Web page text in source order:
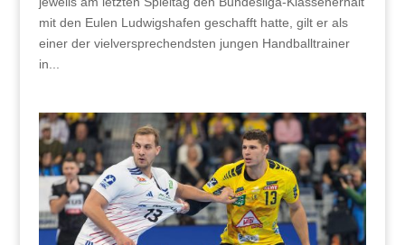
mit den Eulen Ludwigshafen geschafft hatte, gilt er als
einer der vielversprechendsten jungen Handballtrainer
in...